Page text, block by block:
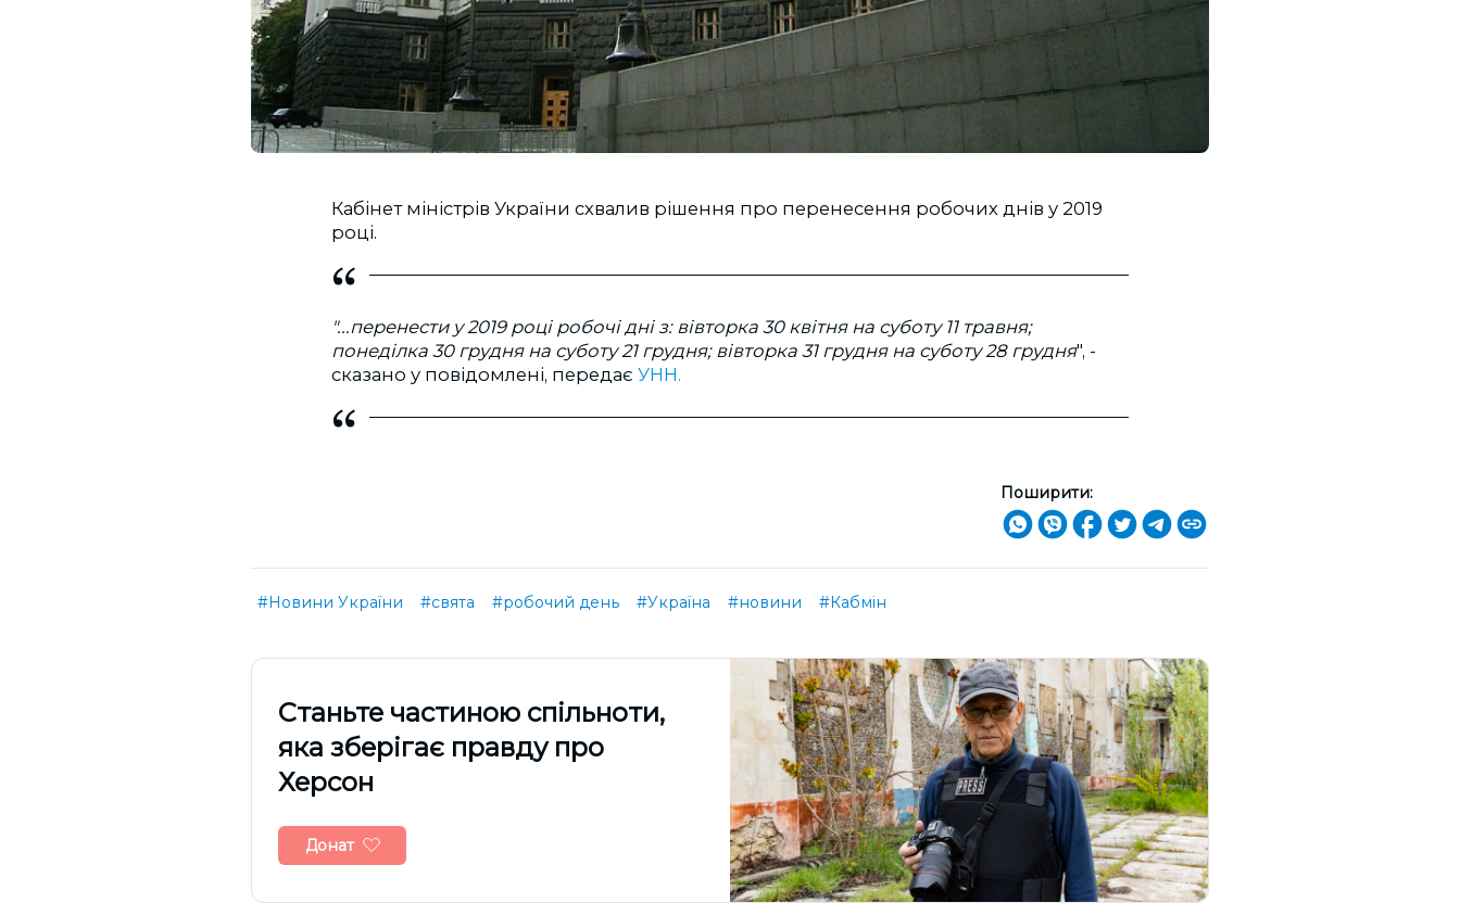
Кабінет міністрів України схвалив рішення про перенесення робочих днів у 2019
році.
"...перенести у 2019 році робочі дні з: вівторка 30 квітня на суботу 11 травня;
понеділка 30 грудня на суботу 21 грудня; вівторка 31 грудня на суботу 28 грудня", -
сказано у повідомлені, передає УНН.
Поширити:
#Новини України #свята #робочий день #Україна #новини #Кабмін
Cтаньте частиною спільноти,
яка зберігає правду про
Херсон
Донат